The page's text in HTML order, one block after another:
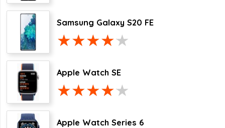
Samsung Galaxy S20 FE
Apple Watch SE
Apple Watch Series 6